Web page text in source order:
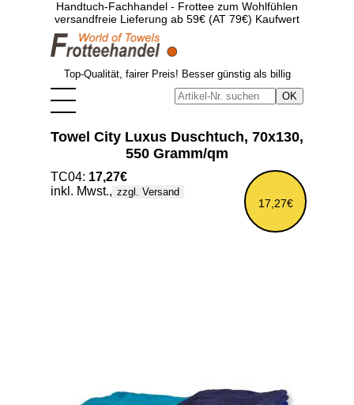
Handtuch-Fachhandel - Frottee zum Wohlfühlen
versandfreie Lieferung ab 59€ (AT 79€) Kaufwert
Top-Qualität, fairer Preis! Besser günstig als billig
Towel City Luxus Duschtuch, 70x130,
550 Gramm/qm
17,27€
TC04: 17,27€
inkl. Mwst., zzgl. Versand